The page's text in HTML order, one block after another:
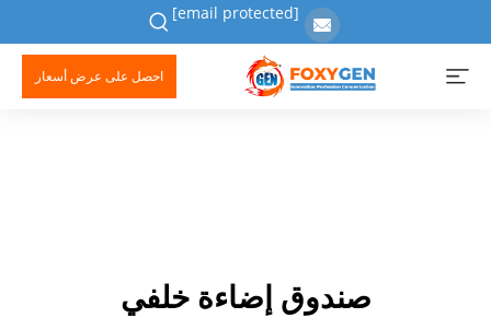
[email protected]
احصل على عرض أسعار
صندوق إضاءة خلفي